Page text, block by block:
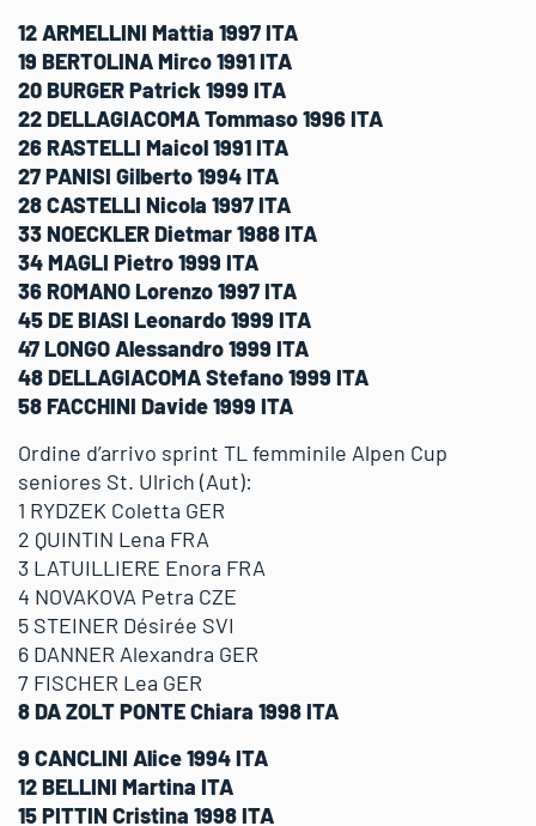
12 ARMELLINI Mattia 1997 ITA
19 BERTOLINA Mirco 1991 ITA
20 BURGER Patrick 1999 ITA
22 DELLAGIACOMA Tommaso 1996 ITA
26 RASTELLI Maicol 1991 ITA
27 PANISI Gilberto 1994 ITA
28 CASTELLI Nicola 1997 ITA
33 NOECKLER Dietmar 1988 ITA
34 MAGLI Pietro 1999 ITA
36 ROMANO Lorenzo 1997 ITA
45 DE BIASI Leonardo 1999 ITA
47 LONGO Alessandro 1999 ITA
48 DELLAGIACOMA Stefano 1999 ITA
58 FACCHINI Davide 1999 ITA
Ordine d’arrivo sprint TL femminile Alpen Cup
seniores St. Ulrich (Aut):
1 RYDZEK Coletta GER
2 QUINTIN Lena FRA
3 LATUILLIERE Enora FRA
4 NOVAKOVA Petra CZE
5 STEINER Désirée SVI
6 DANNER Alexandra GER
7 FISCHER Lea GER
8 DA ZOLT PONTE Chiara 1998 ITA
9 CANCLINI Alice 1994 ITA
12 BELLINI Martina ITA
15 PITTIN Cristina 1998 ITA